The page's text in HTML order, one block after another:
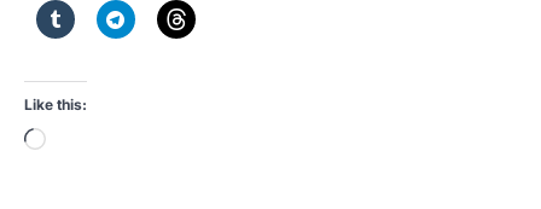
Like this:
Loading…